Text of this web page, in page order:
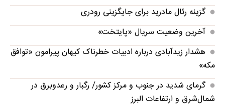
گزینه رئال مادرید برای جایگزینی رودری
آخرین وضعیت سریال «پایتخت»
هشدار زیدآبادی درباره ادبیات خطرناک کیهان پیرامون «توافق
مکه»
گرمای شدید در جنوب و مرکز کشور/ رگبار و رعدوبرق در
شمال‌شرق و ارتفاعات البرز